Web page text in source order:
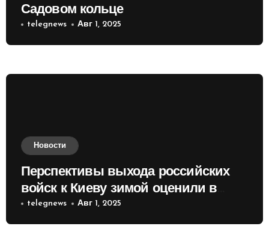
Садовом кольце
telegnews Авг 1, 2025
Новости
Перспективы выхода российских
войск к Киеву зимой оценили в
России
telegnews Авг 1, 2025